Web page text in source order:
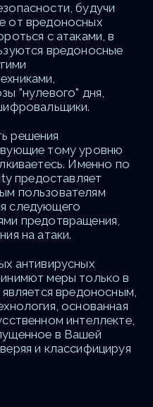
будучи
от вредоносных
с атаками, в
вредоносные
"нулевого" дня,
решения
тому уровню
Именно по
предоставляет
пользователям
следующего
предотвращения,
на атаки.
антивирусных
меры только в
вредоносным,
основанная
интеллекте,
в Вашей
и классифицируя